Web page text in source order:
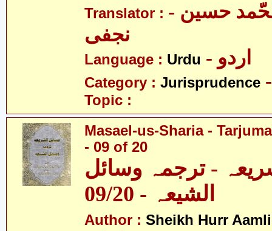
Translator : - آیت اللہ محّمد حسین
نجفی
Language : Urdu - اردو
Category : Jurisprudence
Topic :
Masael-us-Sharia -
- 09 of 20
- ترجمہ وسائل
الشیعہ - 09/20
Author : Sheikh Hurr Aamli